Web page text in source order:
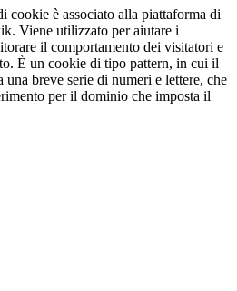
cookie è associato alla piattaforma di
Viene utilizzato per aiutare i
il comportamento dei visitatori e
È un cookie di tipo pattern, in cui il
una breve serie di numeri e lettere, che
per il dominio che imposta il